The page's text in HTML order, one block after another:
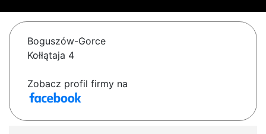
Boguszów-Gorce
Kołłątaja 4
Zobacz profil firmy na